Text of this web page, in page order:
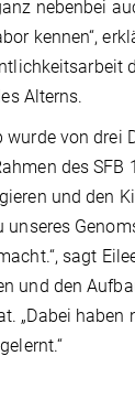
nebenbei
kennen“,
Alterns.
wurde von drei
des SFB
und den
unseres
sagt
und den
„Dabei haben